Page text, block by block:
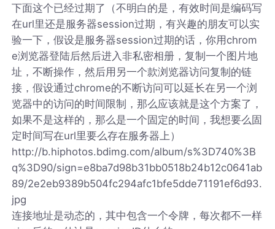
下面这个已经过期了（不明白的是，有效时间是编码写
在url里还是服务器session过期，有兴趣的朋友可以实
验一下，假设是服务器session过期的话，你用chrom
e浏览器登陆后然后进入非私密相册，复制一个图片地
址，不断操作，然后用另一个款浏览器访问复制的链
接，假设通过chrome的不断访问可以延长在另一个浏
览器中的访问的时间限制，那么应该就是这个方案了，
如果不是这样的，那么是一个固定的时间，我想要么固
定时间写在url里要么存在服务器上）
http://b.hiphotos.bdimg.com/album/s%3D740%3B
q%3D90/sign=e8ba7d98b31bb0518b24b12c0641ab
89/2e2eb9389b504fc294afc1bfe5dde71191ef6d93.
jpg
连接地址是动态的，其中包含一个令牌，每次都不一样